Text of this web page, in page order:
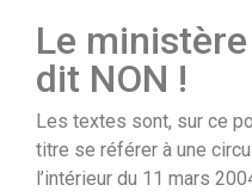
Le
dit NON !
Les textes sont, sur ce
titre se référer à une
l’intérieur du 11 mars